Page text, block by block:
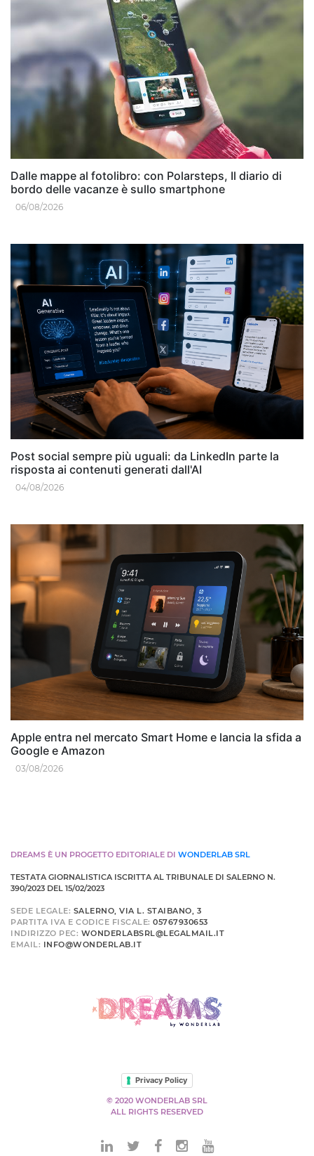
Dalle mappe al fotolibro: con Polarsteps, Il diario di
bordo delle vacanze è sullo smartphone
06/08/2026
Post social sempre più uguali: da LinkedIn parte la
risposta ai contenuti generati dall'AI
04/08/2026
Apple entra nel mercato Smart Home e lancia la sfida a
Google e Amazon
03/08/2026
DREAMS È UN PROGETTO EDITORIALE DI WONDERLAB SRL
TESTATA GIORNALISTICA ISCRITTA AL TRIBUNALE DI SALERNO N.
390/2023 DEL 15/02/2023
SEDE LEGALE: SALERNO, VIA L. STAIBANO, 3
PARTITA IVA E CODICE FISCALE: 05767930653
INDIRIZZO PEC: WONDERLABSRL@LEGALMAIL.IT
EMAIL: INFO@WONDERLAB.IT
Privacy Policy
© 2020 WONDERLAB SRL
ALL RIGHTS RESERVED